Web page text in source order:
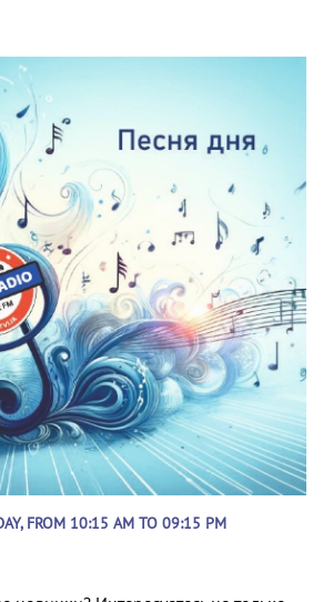
FROM 10:15 AM TO 09:15 PM